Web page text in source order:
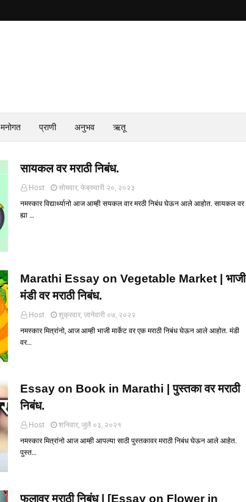
मनोगत प्राणी अनुभव ऋतू
सायकल वर मराठी निबंध.
Host
सोमवार, फेब्रुवारी २०, २०२३
नमस्कार विद्यार्थ्यानो आज आम्ही सयकल वार मरठी निबंध घेऊन आले आहोत. सायकल वर
ह्या …
Marathi Essay on Vegetable Market | भाजी
मंडी वर मराठी निबंध.
Host
शुक्रवार, जानेवारी ०७, २०२२
नमस्कार मित्रांनो, आज आम्ही भाजी मार्केट वर एक मराठी निबंध घेऊन आले आहोत. मंडी
वर…
Essay on Book in Marathi | पुस्तका वर मराठी
निबंध.
Host
शनिवार, जुलै ०३, २०२१
नमस्कार मित्रांनो आज आम्ही आपल्या साठी पुस्तकावर मराठी निबंध घेऊन आले आहेत.
पुस्त…
फुलावर मराठी निबंध | [Essay on Flower in